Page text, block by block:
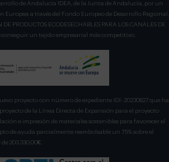
de Andalucía IDEA, de la Junta de Andalucía, por un
a través del Fondo Europeo de Desarrollo Regional,
PRODUCTOS ECODESECHABLES PARA LOS CANALES DE
conseguir un tejido empresarial más competitivo.
proyecto con número de expediente IDI- 20230827 que ha
de la Línea Directa de Expansión para el proyecto
e impresión de materiales sostenibles para favorecer el
de ayuda parcialmente reembolsable un 75% sobre el
203.330,00€.